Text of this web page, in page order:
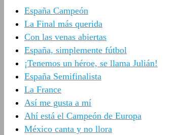
España Campeón
La Final más querida
Con las venas abiertas
España, simplemente fútbol
¡Tenemos un héroe, se llama Julián!
España Semifinalista
La France
Así me gusta a mí
Ahí está el Campeón de Europa
México canta y no llora